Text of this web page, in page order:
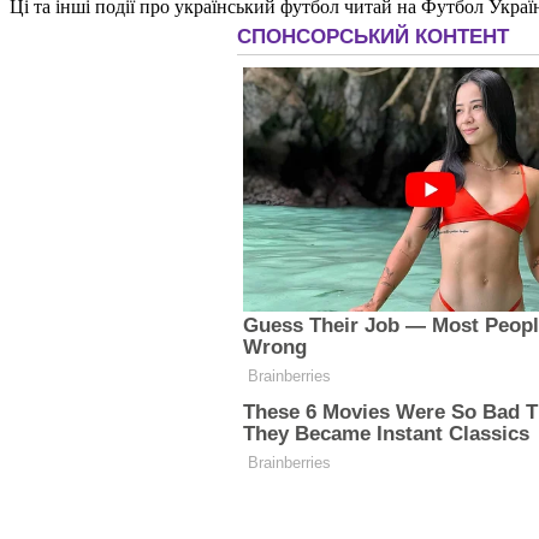
Ці та інші події про український футбол читай на Футбол